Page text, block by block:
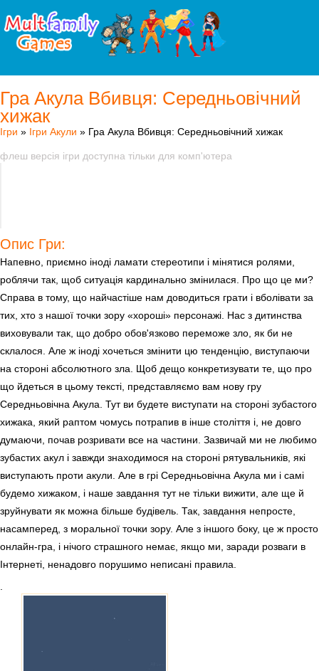
Гра Акула Вбивця: Середньовічний
хижак
Ігри » Ігри Акули » Гра Акула Вбивця: Середньовічний хижак
флеш версія ігри доступна тільки для комп'ютера
Опис Гри:
Напевно, приємно іноді ламати стереотипи і мінятися ролями,
роблячи так, щоб ситуація кардинально змінилася. Про що це ми?
Справа в тому, що найчастіше нам доводиться грати і вболівати за
тих, хто з нашої точки зору «хороші» персонажі. Нас з дитинства
виховували так, що добро обов'язково переможе зло, як би не
склалося. Але ж іноді хочеться змінити цю тенденцію, виступаючи
на стороні абсолютного зла. Щоб дещо конкретизувати те, що про
що йдеться в цьому тексті, представляємо вам нову гру
Середньовічна Акула. Тут ви будете виступати на стороні зубастого
хижака, який раптом чомусь потрапив в інше століття і, не довго
думаючи, почав розривати все на частини. Зазвичай ми не любимо
зубастих акул і завжди знаходимося на стороні рятувальників, які
виступають проти акули. Але в грі Середньовічна Акула ми і самі
будемо хижаком, і наше завдання тут не тільки вижити, але ще й
зруйнувати як можна більше будівель. Так, завдання непросте,
насамперед, з моральної точки зору. Але з іншого боку, це ж просто
онлайн-гра, і нічого страшного немає, якщо ми, заради розваги в
Інтернеті, ненадовго порушимо неписані правила.